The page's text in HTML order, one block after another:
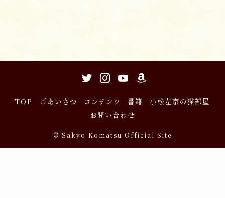
TOP ごあいさつ コンテンツ 書籍
小松左京の猫部屋
お問い合わせ
© Sakyo Komatsu Official Site